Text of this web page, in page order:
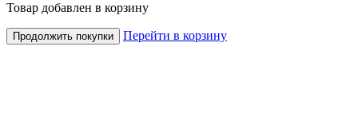
Товар добавлен в корзину
Продолжить покупки Перейти в корзину